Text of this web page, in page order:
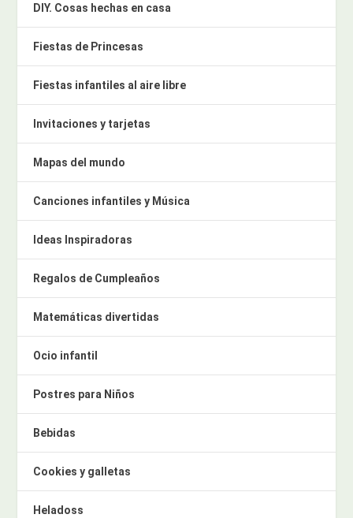
DIY. Cosas hechas en casa
Fiestas de Princesas
Fiestas infantiles al aire libre
Invitaciones y tarjetas
Mapas del mundo
Canciones infantiles y Música
Ideas Inspiradoras
Regalos de Cumpleaños
Matemáticas divertidas
Ocio infantil
Postres para Niños
Bebidas
Cookies y galletas
Heladoss